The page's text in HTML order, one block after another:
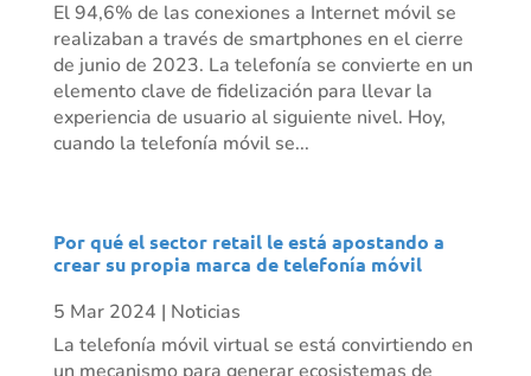
El 94,6% de las conexiones a Internet móvil se
realizaban a través de smartphones en el cierre
de junio de 2023. La telefonía se convierte en un
elemento clave de fidelización para llevar la
experiencia de usuario al siguiente nivel. Hoy,
cuando la telefonía móvil se...
Por qué el sector retail le está apostando a
crear su propia marca de telefonía móvil
5 Mar 2024 | Noticias
La telefonía móvil virtual se está convirtiendo en